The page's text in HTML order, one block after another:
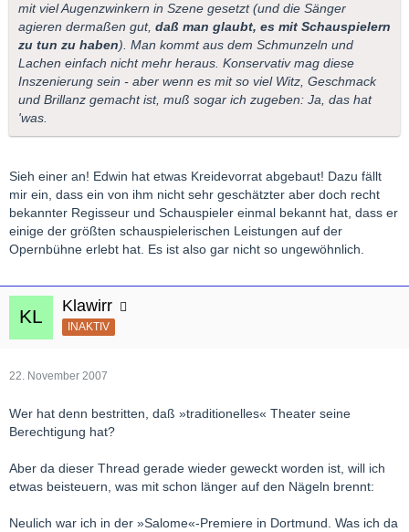
mit viel Augenzwinkern in Szene gesetzt (und die Sänger
agieren dermaßen gut, daß man glaubt, es mit Schauspielern
zu tun zu haben). Man kommt aus dem Schmunzeln und
Lachen einfach nicht mehr heraus. Konservativ mag diese
Inszenierung sein - aber wenn es mit so viel Witz, Geschmack
und Brillanz gemacht ist, muß sogar ich zugeben: Ja, das hat
'was.
Sieh einer an! Edwin hat etwas Kreidevorrat abgebaut! Dazu fällt
mir ein, dass ein von ihm nicht sehr geschätzter aber doch recht
bekannter Regisseur und Schauspieler einmal bekannt hat, dass er
einige der größten schauspielerischen Leistungen auf der
Opernbühne erlebt hat. Es ist also gar nicht so ungewöhnlich.
Klawirr
INAKTIV
22. November 2007
Wer hat denn bestritten, daß »traditionelles« Theater seine
Berechtigung hat?
Aber da dieser Thread gerade wieder geweckt worden ist, will ich
etwas beisteuern, was mit schon länger auf den Nägeln brennt:
Neulich war ich in der »Salome«-Premiere in Dortmund. Was ich da